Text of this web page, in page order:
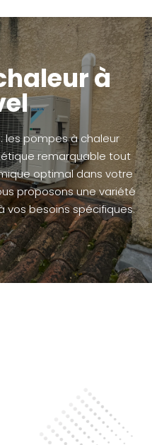
à
les pompes à chaleur
remarquable tout
optimal dans votre
proposons une variété
vos besoins spécifiques.